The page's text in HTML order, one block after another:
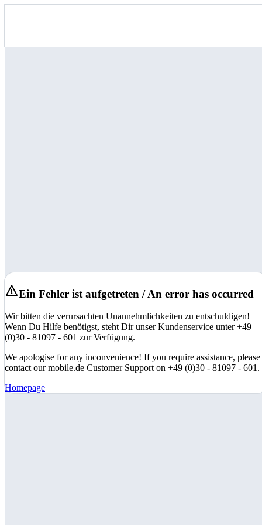
Ein Fehler ist aufgetreten / An error has occurred
Wir bitten die verursachten Unannehmlichkeiten zu entschuldigen!
Wenn Du Hilfe benötigst, steht Dir unser Kundenservice unter +49
(0)30 - 81097 - 601 zur Verfügung.
We apologise for any inconvenience! If you require assistance, please
contact our mobile.de Customer Support on +49 (0)30 - 81097 - 601.
Homepage